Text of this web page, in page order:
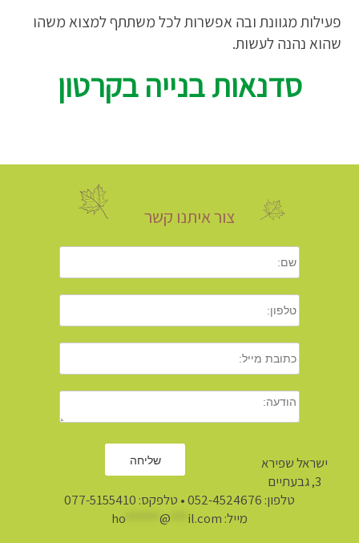
פעילות מגוונת ובה אפשרות לכל משתתף למצוא משהו
שהוא נהנה לעשות.
סדנאות בנייה בקרטון
צור איתנו קשר
ישראל שפירא
3, גבעתיים
טלפון: 052-4524676• טלפקס: 077-5155410
מייל:
ho @ il.com